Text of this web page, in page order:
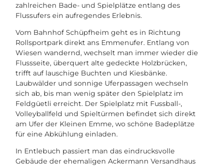
zahlreichen Bade- und Spielplätze entlang des
Flussufers ein aufregendes Erlebnis.
Vom Bahnhof Schüpfheim geht es in Richtung
Rollsportpark direkt ans Emmenufer. Entlang von
Wiesen wandernd, wechselt man immer wieder die
Flussseite, überquert alte gedeckte Holzbrücken,
trifft auf lauschige Buchten und Kiesbänke.
Laubwälder und sonnige Uferpassagen wechseln
sich ab, bis man wenig später den Spielplatz im
Feldgüetli erreicht. Der Spielplatz mit Fussball-,
Volleyballfeld und Spieltürmen befindet sich direkt
am Ufer der Kleinen Emme, wo schöne Badeplätze
für eine Abkühlung einladen.
In Entlebuch passiert man das eindrucksvolle
Gebäude der ehemaligen Ackermann Versandhaus